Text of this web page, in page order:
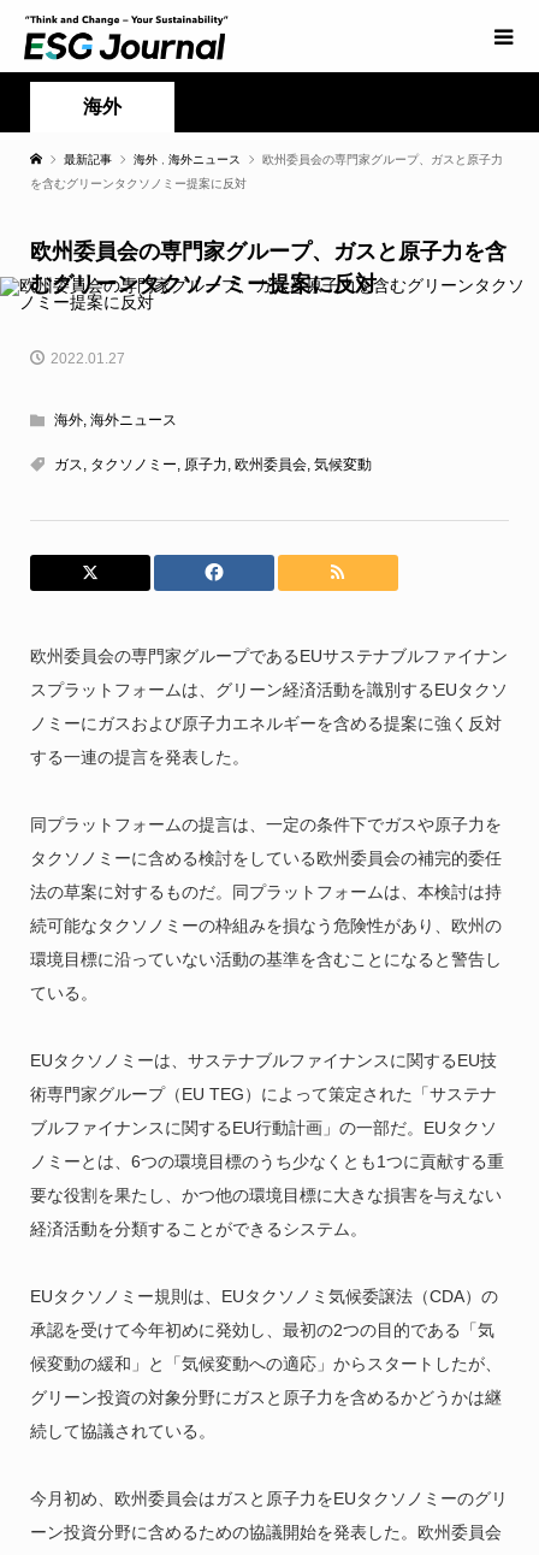
海外
最新記事 海外 海外ニュース
欧州委員会の専門家グループ、ガスと原子力
を含むグリーンタクソノミー提案に反対
欧州委員会の専門家グループ、ガスと原子力を含
むグリーンタクソノミー提案に反対
2022.01.27
海外, 海外ニュース
ガス, タクソノミー, 原子力, 欧州委員会, 気候変動
欧州委員会の専門家グループであるEUサステナブルファイナン
スプラットフォームは、グリーン経済活動を識別するEUタクソ
ノミーにガスおよび原子力エネルギーを含める提案に強く反対
する一連の提言を発表した。
同プラットフォームの提言は、一定の条件下でガスや原子力を
タクソノミーに含める検討をしている欧州委員会の補完的委任
法の草案に対するものだ。同プラットフォームは、本検討は持
続可能なタクソノミーの枠組みを損なう危険性があり、欧州の
環境目標に沿っていない活動の基準を含むことになると警告し
ている。
EUタクソノミーは、サステナブルファイナンスに関するEU技
術専門家グループ（EU TEG）によって策定された「サステナ
ブルファイナンスに関するEU行動計画」の一部だ。EUタクソ
ノミーとは、6つの環境目標のうち少なくとも1つに貢献する重
要な役割を果たし、かつ他の環境目標に大きな損害を与えない
経済活動を分類することができるシステム。
EUタクソノミー規則は、EUタクソノミ気候委譲法（CDA）の
承認を受けて今年初めに発効し、最初の2つの目的である「気
候変動の緩和」と「気候変動への適応」からスタートしたが、
グリーン投資の対象分野にガスと原子力を含めるかどうかは継
続して協議されている。
今月初め、欧州委員会はガスと原子力をEUタクソノミーのグリ
ーン投資分野に含めるための協議開始を発表した。欧州委員会